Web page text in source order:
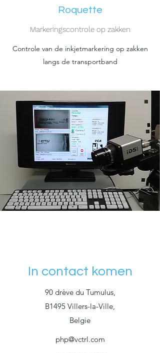
Roquette
Markeringscontrole op zakken
Controle van de inkjetmarkering op zakken
langs de transportband
In contact komen
90 drève du Tumulus,
B1495 Villers-la-Ville,
Belgie
php@vctrl.com